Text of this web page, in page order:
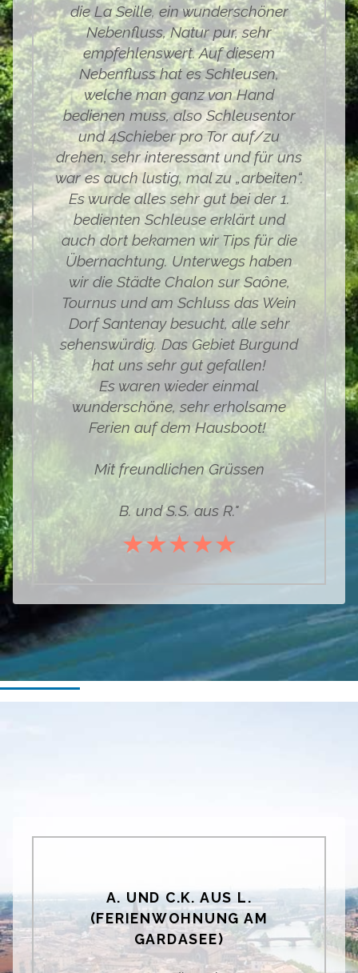
die La Seille, ein wunderschöner
Nebenfluss, Natur pur, sehr
empfehlenswert. Auf diesem
Nebenfluss hat es Schleusen,
welche man ganz von Hand
bedienen muss, also Schleusentor
und 4Schieber pro Tor auf/zu
drehen, sehr interessant und für uns
war es auch lustig, mal zu „arbeiten“.
Es wurde alles sehr gut bei der 1.
bedienten Schleuse erklärt und
auch dort bekamen wir Tips für die
Übernachtung. Unterwegs haben
wir die Städte Chalon sur Saône,
Tournus und am Schluss das Wein
Dorf Santenay besucht, alle sehr
sehenswürdig. Das Gebiet Burgund
hat uns sehr gut gefallen!
Es waren wieder einmal
wunderschöne, sehr erholsame
Ferien auf dem Hausboot!
Mit freundlichen Grüssen
B. und S.S. aus R."
A. UND C.K. AUS L.
(FERIENWOHNUNG AM
GARDASEE)